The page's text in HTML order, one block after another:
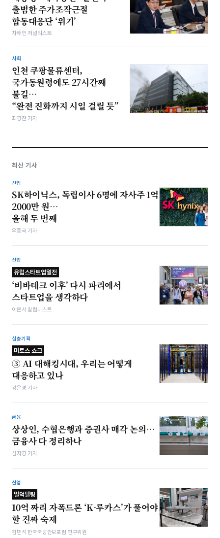
출범한 주가조작근절
합동대응단 ‘위기’
차해인 저널리스트
사회
인천 쿠팡물류센터,
국가동원령에도 27시간째
불길…
“완전 진화까지 시일 걸릴 듯”
최영찬 기자
최신 기사
산업
SK하이닉스, 독립이사 6명에 자사주 1억
2000만 원…
올해 두 번째
우종국 기자
산업
유럽스타트업열전
‘비바테크 이후’ 다시 파리에서
스타트업을 생각하다
이은서 칼럼니스트
심층기획
미토스 쇼크
③ AI 대해킹시대, 우리는 어떻게
대응하고 있나
강은경 기자
금융
상상인, 수협은행과 증권사 매각 논의…
금융사 다 정리하나
심지영 기자
산업
밀덕텔링
10억 짜리 자폭드론 ‘K-루카스’가 풀어야
할 진짜 숙제
김민석 한국국방안보포럼 연구위원